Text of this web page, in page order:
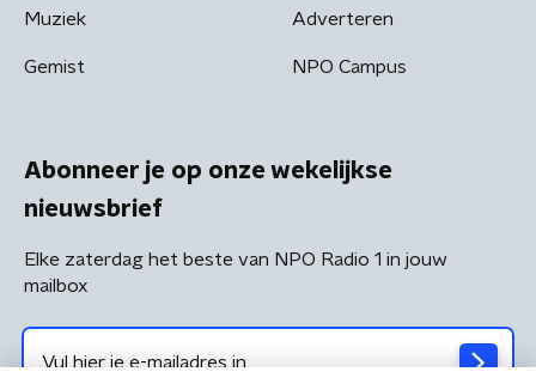
Muziek
Gemist
Adverteren
NPO Campus
Abonneer je op onze wekelijkse
nieuwsbrief
Elke zaterdag het beste van NPO Radio 1 in jouw
mailbox